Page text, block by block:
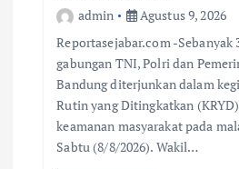
admin
Agustus 9, 2026
Reportasejabar.com -Sebanyak
gabungan TNI, Polri dan
Bandung diterjunkan dalam
Rutin yang Ditingkatkan
keamanan masyarakat pada
Sabtu (8/8/2026). Wakil…